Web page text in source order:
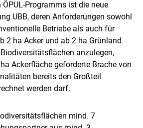
Programms ist die neue
UBB, deren Anforderungen sowohl
Betriebe als auch für
2 ha Acker und ab 2 ha Grünland
anzulegen,
Ackerfläche geforderte Brache von
bereits den Großteil
werden darf.
mind. 7